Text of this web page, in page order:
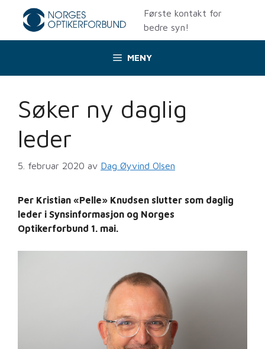
Første kontakt for
bedre syn!
MENY
Søker ny daglig
leder
5. februar 2020 av Dag Øyvind Olsen
Per Kristian «Pelle» Knudsen slutter som daglig
leder i Synsinformasjon og Norges
Optikerforbund 1. mai.